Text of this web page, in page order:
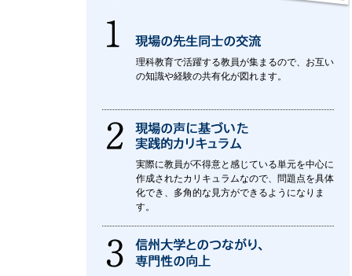
理科教育で活躍する教員が集まるので、お互い
の知識や経験の共有化が図れます。
実際に教員が不得意と感じている単元を中心に
作成されたカリキュラムなので、問題点を具体
化でき、多角的な見方ができるようになりま
す。